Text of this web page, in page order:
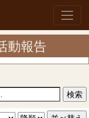
動報告